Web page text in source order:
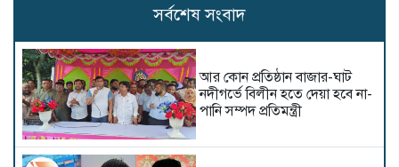
সর্বশেষ সংবাদ
আর কোন প্রতিষ্ঠান বাজার-ঘাট
নদীগর্ভে বিলীন হতে দেয়া হবে না-
পানি সম্পদ প্রতিমন্ত্রী